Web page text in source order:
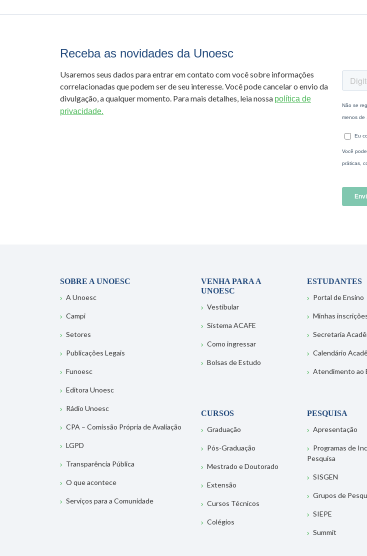
Receba as novidades da Unoesc
Usaremos seus dados para entrar em contato com você sobre informações
correlacionadas que podem ser de seu interesse. Você pode cancelar o envio da
divulgação, a qualquer momento. Para mais detalhes, leia nossa política de
privacidade.
SOBRE A UNOESC
A Unoesc
Campi
Setores
Publicações Legais
Funoesc
Editora Unoesc
Rádio Unoesc
CPA – Comissão Própria de Avaliação
LGPD
Transparência Pública
O que acontece
Serviços para a Comunidade
VENHA PARA A
UNOESC
Vestibular
Sistema ACAFE
Como ingressar
Bolsas de Estudo
ESTUDANTES
Portal de Ensino
Minhas
Secretaria
Calendário
Atendimento ao
CURSOS
Graduação
Pós-Graduação
Mestrado e Doutorado
Extensão
Cursos Técnicos
Colégios
PESQUISA
Apresentação
Programas de
Pesquisa
SISGEN
Grupos de
SIEPE
Summit